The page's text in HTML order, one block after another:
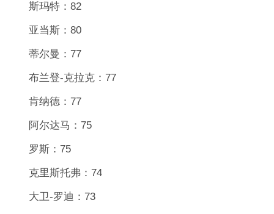
斯玛特：82
亚当斯：80
蒂尔曼：77
布兰登-克拉克：77
肯纳德：77
阿尔达马：75
罗斯：75
克里斯托弗：74
大卫-罗迪：73